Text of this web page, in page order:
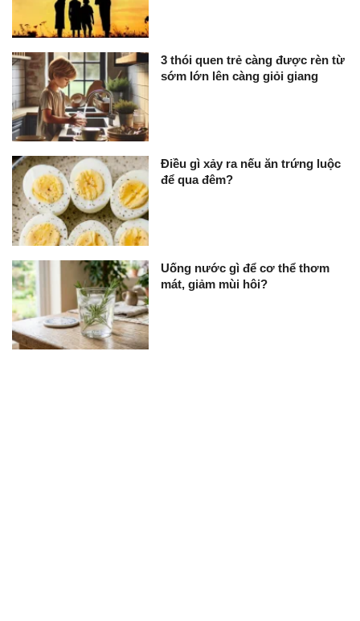
3 thói quen trẻ càng được rèn từ
sớm lớn lên càng giỏi giang
Điều gì xảy ra nếu ăn trứng luộc
để qua đêm?
Uống nước gì để cơ thể thơm
mát, giảm mùi hôi?